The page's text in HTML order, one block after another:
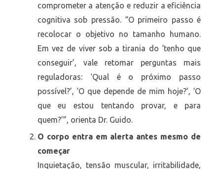
comprometer a atenção e reduzir a eficiência
cognitiva sob pressão. “O primeiro passo é
recolocar o objetivo no tamanho humano.
Em vez de viver sob a tirania do ‘tenho que
conseguir’, vale retomar perguntas mais
reguladoras: ‘Qual é o próximo passo
possível?’, ‘O que depende de mim hoje?’, ‘O
que eu estou tentando provar, e para
quem?’”, orienta Dr. Guido.
O corpo entra em alerta antes mesmo de
começar
Inquietação, tensão muscular, irritabilidade,